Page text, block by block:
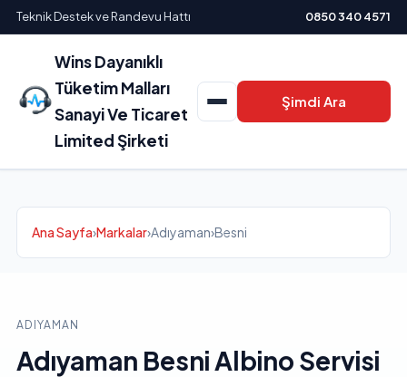
Teknik Destek ve Randevu Hattı 0850 340 4571
Wins Dayanıklı
Tüketim Malları
Sanayi Ve Ticaret
Limited Şirketi
Şimdi Ara
Ana Sayfa›Markalar›Adıyaman›Besni
ADIYAMAN
Adıyaman Besni Albino Servisi